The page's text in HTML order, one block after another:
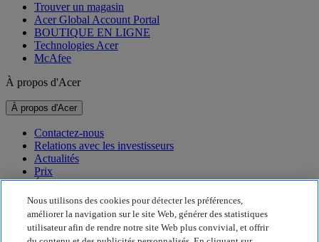
Trouver un magasin
Acer Global Account Portal
BOUTIQUE EN LIGNE
Technologies Acer
McAfee
À propos d'Acer
À propos d'Acer
Contactez-nous
Relations avec les investisseurs
Actualités
Prix
Événements
Développement durable
Développement durable
Nous utilisons des cookies pour détecter les préférences,
améliorer la navigation sur le site Web, générer des statistiques
utilisateur afin de rendre notre site Web plus convivial, et offrir